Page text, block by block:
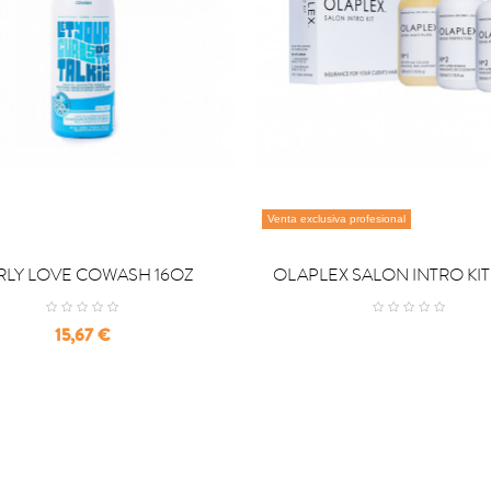
LOVE COWASH 16OZ
Precio
15,67 €
Venta exclusiva profesional

OLAPLEX SALON INTRO